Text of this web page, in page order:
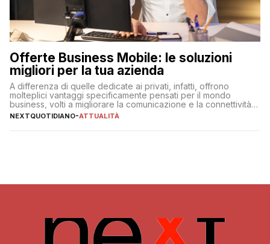
Offerte Business Mobile: le soluzioni
migliori per la tua azienda
A differenza di quelle dedicate ai privati, infatti, offrono
molteplici vantaggi specificamente pensati per il mondo
business, volti a migliorare la comunicazione e la connettività
degli utenti
NEXTQUOTIDIANO-ATTUALITÀ